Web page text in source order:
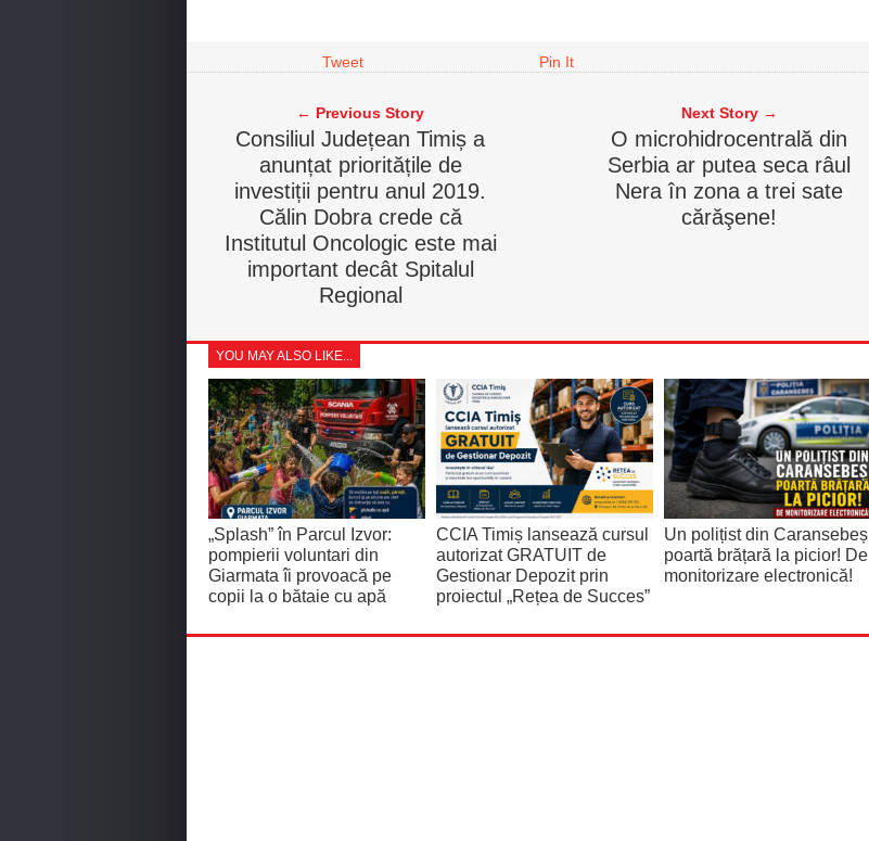
Tweet Pin It
← Previous Story
Consiliul Județean Timiș a
anunțat prioritățile de
investiții pentru anul 2019.
Călin Dobra crede că
Institutul Oncologic este mai
important decât Spitalul
Regional
Next Story →
O microhidrocentrală din
Serbia ar putea seca râul
Nera în zona a trei sate
cărăşene!
YOU MAY ALSO LIKE...
„Splash” în Parcul Izvor:
pompierii voluntari din
Giarmata îi provoacă pe
copii la o bătaie cu apă
CCIA Timiș lansează cursul
autorizat GRATUIT de
Gestionar Depozit prin
proiectul „Rețea de Succes”
Un polițist din Caransebeș
poartă brățară la picior! De
monitorizare electronică!